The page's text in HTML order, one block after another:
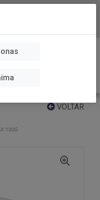
VOLTAR
100G